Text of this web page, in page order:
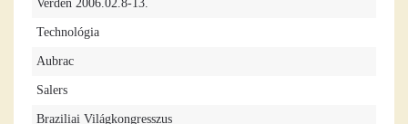
Verden 2006.02.8-13.
Technológia
Aubrac
Salers
Braziliai Világkongresszus